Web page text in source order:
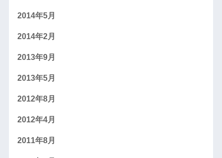
2014年5月
2014年2月
2013年9月
2013年5月
2012年8月
2012年4月
2011年8月